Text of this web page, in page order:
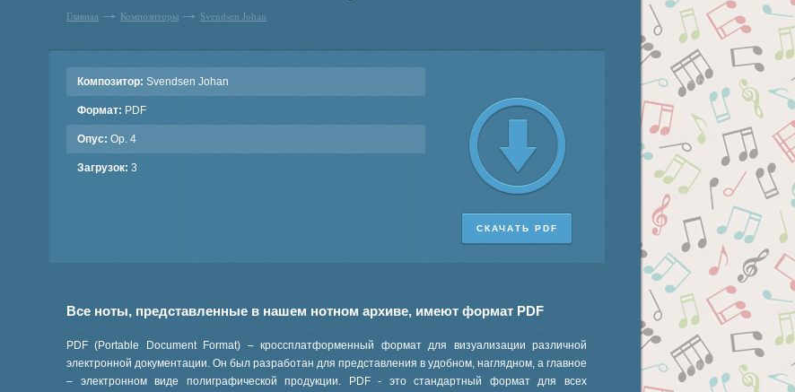
Главная Композиторы Svendsen Johan
Композитор: Svendsen Johan
Формат: PDF
Опус: Op. 4
Загрузок: 3
СКАЧАТЬ PDF
Все ноты, представленные в нашем нотном архиве, имеют формат PDF
PDF (Portable Document Format) – кроссплатформенный формат для визуализации различной
электронной документации. Он был разработан для представления в удобном, наглядном, а главное
– электронном виде полиграфической продукции. PDF - это стандартный формат для всех